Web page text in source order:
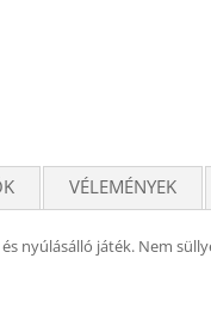
VÉLEMÉNYEK
nyúlásálló játék. Nem